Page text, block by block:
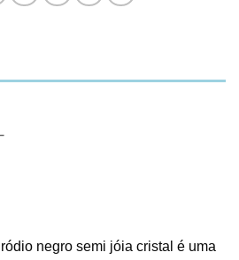
negro semi jóia cristal é uma